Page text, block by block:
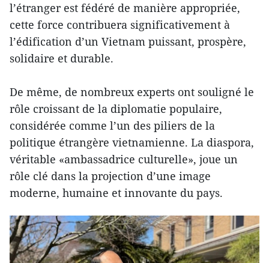
l’étranger est fédéré de manière appropriée,
cette force contribuera significativement à
l’édification d’un Vietnam puissant, prospère,
solidaire et durable.
De même, de nombreux experts ont souligné le
rôle croissant de la diplomatie populaire,
considérée comme l’un des piliers de la
politique étrangère vietnamienne. La diaspora,
véritable «ambassadrice culturelle», joue un
rôle clé dans la projection d’une image
moderne, humaine et innovante du pays.